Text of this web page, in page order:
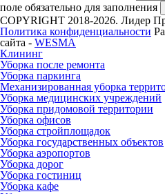
поле обязательно для заполнения
COPYRIGHT 2018-2026. Лидер
Политика конфиденциальности
сайта - WESMA
Клининг
Уборка после ремонта
Уборка паркинга
Механизированная уборка
Уборка медицинских учреждений
Уборка придомовой территории
Уборка офисов
Уборка стройплощадок
Уборка государственных объектов
Уборка аэропортов
Уборка дорог
Уборка гостиниц
Уборка кафе